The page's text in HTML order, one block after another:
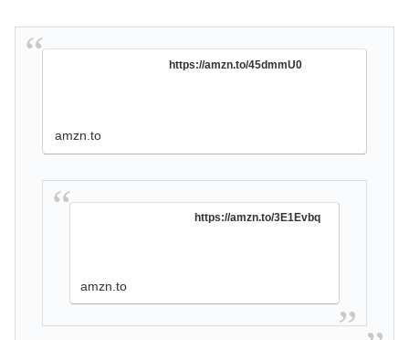
https://amzn.to/45dmmU0
amzn.to
https://amzn.to/3E1Evbq
amzn.to